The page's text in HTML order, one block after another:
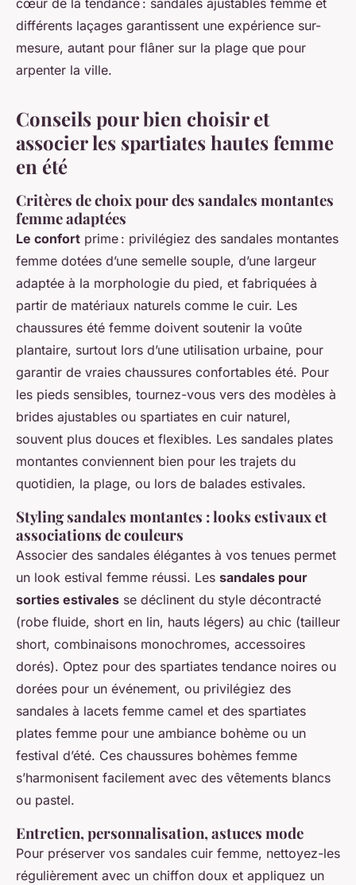
cœur de la tendance : sandales ajustables femme et
différents laçages garantissent une expérience sur-
mesure, autant pour flâner sur la plage que pour
arpenter la ville.
Conseils pour bien choisir et
associer les spartiates hautes femme
en été
Critères de choix pour des sandales montantes
femme adaptées
Le confort prime : privilégiez des sandales montantes
femme dotées d’une semelle souple, d’une largeur
adaptée à la morphologie du pied, et fabriquées à
partir de matériaux naturels comme le cuir. Les
chaussures été femme doivent soutenir la voûte
plantaire, surtout lors d’une utilisation urbaine, pour
garantir de vraies chaussures confortables été. Pour
les pieds sensibles, tournez-vous vers des modèles à
brides ajustables ou spartiates en cuir naturel,
souvent plus douces et flexibles. Les sandales plates
montantes conviennent bien pour les trajets du
quotidien, la plage, ou lors de balades estivales.
Styling sandales montantes : looks estivaux et
associations de couleurs
Associer des sandales élégantes à vos tenues permet
un look estival femme réussi. Les sandales pour
sorties estivales se déclinent du style décontracté
(robe fluide, short en lin, hauts légers) au chic (tailleur
short, combinaisons monochromes, accessoires
dorés). Optez pour des spartiates tendance noires ou
dorées pour un événement, ou privilégiez des
sandales à lacets femme camel et des spartiates
plates femme pour une ambiance bohème ou un
festival d’été. Ces chaussures bohèmes femme
s’harmonisent facilement avec des vêtements blancs
ou pastel.
Entretien, personnalisation, astuces mode
Pour préserver vos sandales cuir femme, nettoyez-les
régulièrement avec un chiffon doux et appliquez un